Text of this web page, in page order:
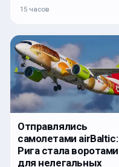
15 часов
Отправлялись
самолетами airBaltic:
Рига стала воротами
для нелегальных